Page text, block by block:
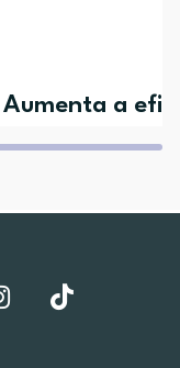
Aumenta a
da tua casa